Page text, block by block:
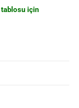
için